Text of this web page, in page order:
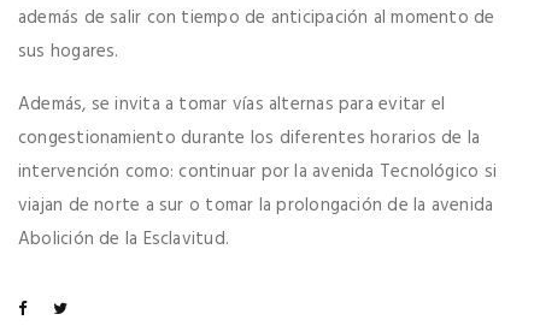
además de salir con tiempo de anticipación al momento de
sus hogares.
Además, se invita a tomar vías alternas para evitar el
congestionamiento durante los diferentes horarios de la
intervención como: continuar por la avenida Tecnológico si
viajan de norte a sur o tomar la prolongación de la avenida
Abolición de la Esclavitud.